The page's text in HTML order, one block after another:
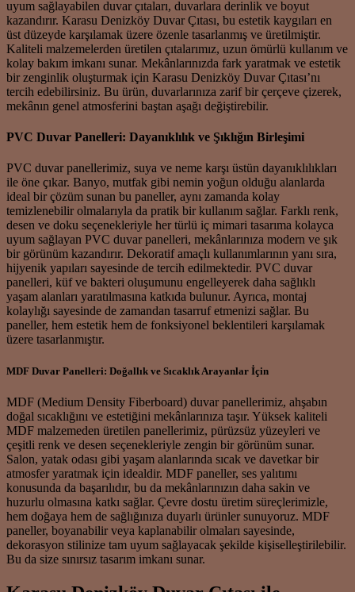
uyum sağlayabilen duvar çıtaları, duvarlara derinlik ve boyut
kazandırır. Karasu Denizköy Duvar Çıtası, bu estetik kaygıları en
üst düzeyde karşılamak üzere özenle tasarlanmış ve üretilmiştir.
Kaliteli malzemelerden üretilen çıtalarımız, uzun ömürlü kullanım ve
kolay bakım imkanı sunar. Mekânlarınızda fark yaratmak ve estetik
bir zenginlik oluşturmak için Karasu Denizköy Duvar Çıtası’nı
tercih edebilirsiniz. Bu ürün, duvarlarınıza zarif bir çerçeve çizerek,
mekânın genel atmosferini baştan aşağı değiştirebilir.
PVC Duvar Panelleri: Dayanıklılık ve Şıklığın Birleşimi
PVC duvar panellerimiz, suya ve neme karşı üstün dayanıklılıkları
ile öne çıkar. Banyo, mutfak gibi nemin yoğun olduğu alanlarda
ideal bir çözüm sunan bu paneller, aynı zamanda kolay
temizlenebilir olmalarıyla da pratik bir kullanım sağlar. Farklı renk,
desen ve doku seçenekleriyle her türlü iç mimari tasarıma kolayca
uyum sağlayan PVC duvar panelleri, mekânlarınıza modern ve şık
bir görünüm kazandırır. Dekoratif amaçlı kullanımlarının yanı sıra,
hijyenik yapıları sayesinde de tercih edilmektedir. PVC duvar
panelleri, küf ve bakteri oluşumunu engelleyerek daha sağlıklı
yaşam alanları yaratılmasına katkıda bulunur. Ayrıca, montaj
kolaylığı sayesinde de zamandan tasarruf etmenizi sağlar. Bu
paneller, hem estetik hem de fonksiyonel beklentileri karşılamak
üzere tasarlanmıştır.
MDF Duvar Panelleri: Doğallık ve Sıcaklık Arayanlar İçin
MDF (Medium Density Fiberboard) duvar panellerimiz, ahşabın
doğal sıcaklığını ve estetiğini mekânlarınıza taşır. Yüksek kaliteli
MDF malzemeden üretilen panellerimiz, pürüzsüz yüzeyleri ve
çeşitli renk ve desen seçenekleriyle zengin bir görünüm sunar.
Salon, yatak odası gibi yaşam alanlarında sıcak ve davetkar bir
atmosfer yaratmak için idealdir. MDF paneller, ses yalıtımı
konusunda da başarılıdır, bu da mekânlarınızın daha sakin ve
huzurlu olmasına katkı sağlar. Çevre dostu üretim süreçlerimizle,
hem doğaya hem de sağlığınıza duyarlı ürünler sunuyoruz. MDF
paneller, boyanabilir veya kaplanabilir olmaları sayesinde,
dekorasyon stilinize tam uyum sağlayacak şekilde kişiselleştirilebilir.
Bu da size sınırsız tasarım imkanı sunar.